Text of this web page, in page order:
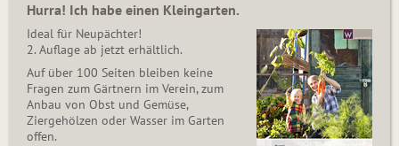
Hurra! Ich habe einen Kleingarten.
Ideal für Neupächter!
2. Auflage ab jetzt erhältlich.
Auf über 100 Seiten bleiben keine
Fragen zum Gärtnern im Verein, zum
Anbau von Obst und Gemüse,
Ziergehölzen oder Wasser im Garten
offen.